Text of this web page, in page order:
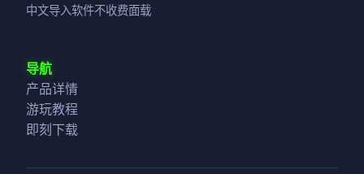
中文导入软件不收费面载
导航
产品详情
游玩教程
即刻下载